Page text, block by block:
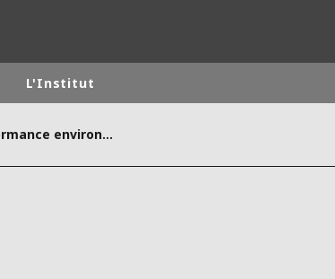
L'Institut
Mesurer la performance environnementale des villes